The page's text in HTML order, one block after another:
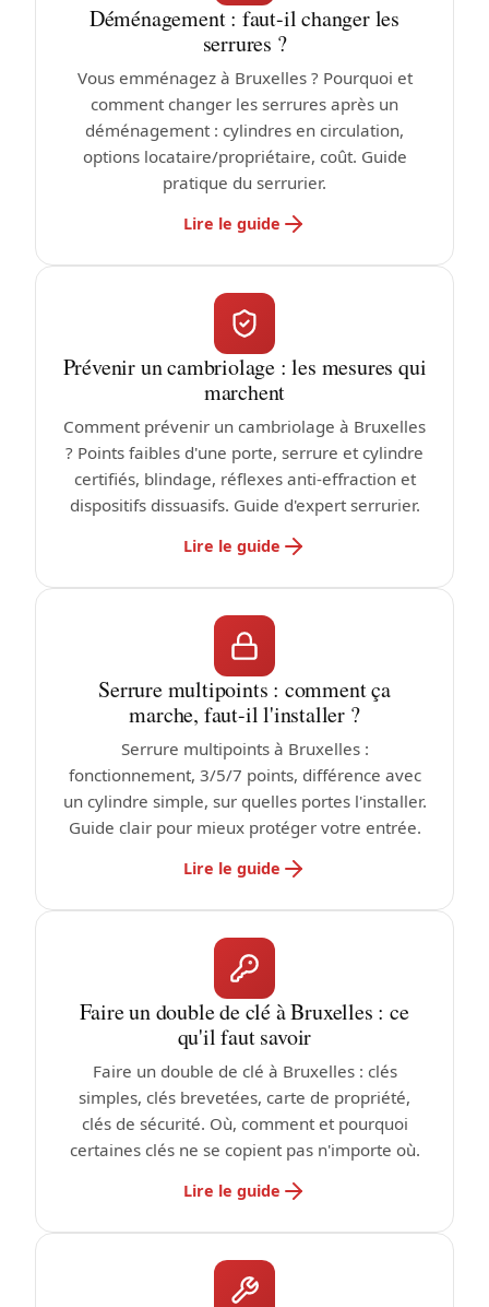
Déménagement : faut-il changer les
serrures ?
Vous emménagez à Bruxelles ? Pourquoi et
comment changer les serrures après un
déménagement : cylindres en circulation,
options locataire/propriétaire, coût. Guide
pratique du serrurier.
Lire le guide
Prévenir un cambriolage : les mesures qui
marchent
Comment prévenir un cambriolage à Bruxelles
? Points faibles d'une porte, serrure et cylindre
certifiés, blindage, réflexes anti-effraction et
dispositifs dissuasifs. Guide d'expert serrurier.
Lire le guide
Serrure multipoints : comment ça
marche, faut-il l'installer ?
Serrure multipoints à Bruxelles :
fonctionnement, 3/5/7 points, différence avec
un cylindre simple, sur quelles portes l'installer.
Guide clair pour mieux protéger votre entrée.
Lire le guide
Faire un double de clé à Bruxelles : ce
qu'il faut savoir
Faire un double de clé à Bruxelles : clés
simples, clés brevetées, carte de propriété,
clés de sécurité. Où, comment et pourquoi
certaines clés ne se copient pas n'importe où.
Lire le guide